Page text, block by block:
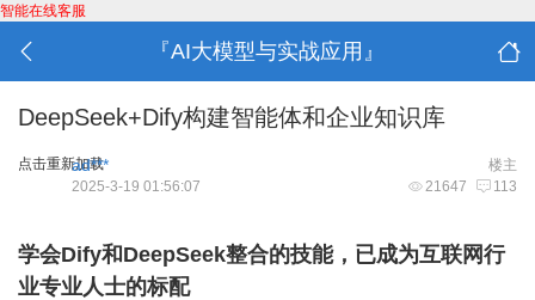
智能在线客服
『AI大模型与实战应用』
DeepSeek+Dify构建智能体和企业知识库
点击重新加载 楼主
ad***
21647 113
2025-3-19 01:56:07
学会Dify和DeepSeek整合的技能，已成为互联网行
业专业人士的标配